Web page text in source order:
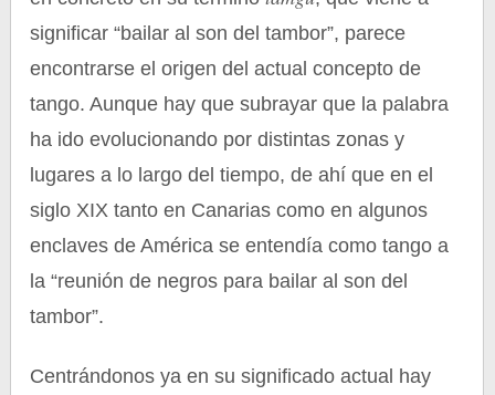
significar “bailar al son del tambor”, parece
encontrarse el origen del actual concepto de
tango. Aunque hay que subrayar que la palabra
ha ido evolucionando por distintas zonas y
lugares a lo largo del tiempo, de ahí que en el
siglo XIX tanto en Canarias como en algunos
enclaves de América se entendía como tango a
la “reunión de negros para bailar al son del
tambor”.
Centrándonos ya en su significado actual hay